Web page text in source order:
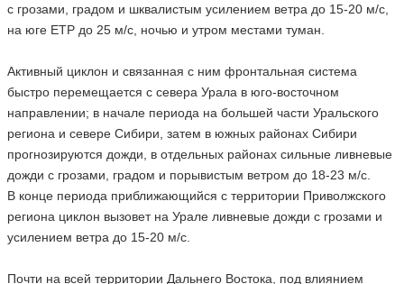
с грозами, градом и шквалистым усилением ветра до 15-20 м/с,
на юге ЕТР до 25 м/с, ночью и утром местами туман.
Активный циклон и связанная с ним фронтальная система
быстро перемещается с севера Урала в юго-восточном
направлении; в начале периода на большей части Уральского
региона и севере Сибири, затем в южных районах Сибири
прогнозируются дожди, в отдельных районах сильные ливневые
дожди с грозами, градом и порывистым ветром до 18-23 м/с.
В конце периода приближающийся с территории Приволжского
региона циклон вызовет на Урале ливневые дожди с грозами и
усилением ветра до 15-20 м/с.
Почти на всей территории Дальнего Востока, под влиянием